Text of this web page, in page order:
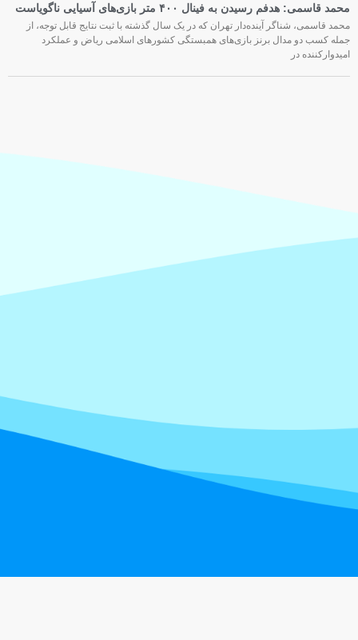
محمد قاسمی: هدفم رسیدن به فینال ۴۰۰ متر بازی‌های آسیایی ناگویاست
محمد قاسمی، شناگر آینده‌دار تهران که در یک سال گذشته با ثبت نتایج قابل توجه، از
جمله کسب دو مدال برنز بازی‌های همبستگی کشورهای اسلامی ریاض و عملکرد
امیدوارکننده در